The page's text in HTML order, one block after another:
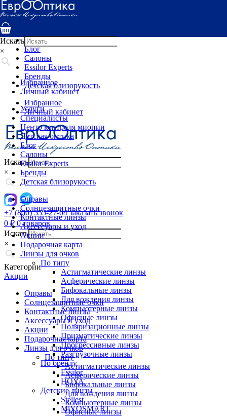
Услуги
Специалисты
Детская оптика
Блог
Салоны
Essilor Experts
Бренды
Детская близорукость
Избранное
Личный кабинет
Искать
×
+7 (800) 555-27-04 заказать звонок
0 ₽ 0 товаров
Искать
×
Категории
Акции
Оправы
Солнцезащитные очки
Контактные линзы
Аксессуары и уход
Акции
Подарочная карта
Линзы для очков
По типу
Астигматические линзы
Асферические линзы
Бифокальные линзы
Для вождения линзы
Компьютерные линзы
Офисные линзы
Искать
×
Избранное
Личный кабинет
Услуги
Специалисты
Центр контроля миопии
Детская оптика
Блог
Салоны
Essilor Experts
Бренды
Детская близорукость
Оправы
Солнцезащитные очки
Контактные линзы
Аксессуары и уход
Акции
Подарочная карта
Линзы для очков
По типу
Астигматические линзы
Асферические линзы
Бифокальные линзы
Для вождения линзы
Компьютерные линзы
Офисные линзы
Поляризационные линзы
Призматические линзы
Прогрессивные линзы
Разгрузочные линзы
По бренду
Essilor
HOYA
Детские линзы
Stellest
MiYOSMART